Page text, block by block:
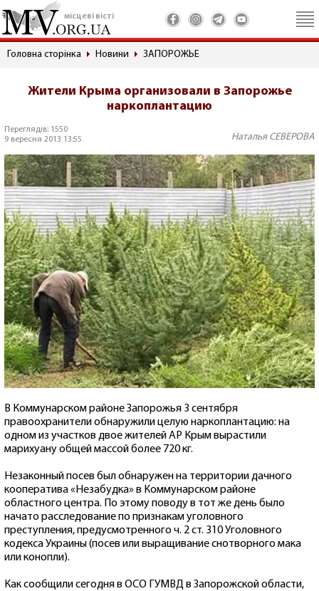
місцеві вісті
Головна сторінка Новини ЗАПОРОЖЬЕ
Жители Крыма организовали в Запорожье
наркоплантацию
Переглядів: 1550
9 вересня 2013 13:55
Наталья СЕВЕРОВА
В Коммунарском районе Запорожья 3 сентября
правоохранители обнаружили целую наркоплантацию: на
одном из участков двое жителей АР Крым вырастили
марихуану общей массой более 720 кг.
Незаконный посев был обнаружен на территории дачного
кооператива «Незабудка» в Коммунарском районе
областного центра. По этому поводу в тот же день было
начато расследование по признакам уголовного
преступления, предусмотренного ч. 2 ст. 310 Уголовного
кодекса Украины (посев или выращивание снотворного мака
или конопли).
Как сообщили сегодня в ОСО ГУМВД в Запорожской области,